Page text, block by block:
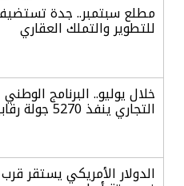
مطلع سبتمبر.. جدة
للتطوير والتملك العقاري
خلال يوليو.. البرنامج
التجاري ينفذ 5270 جولة رقابية
الدولار الأمريكي يستقر